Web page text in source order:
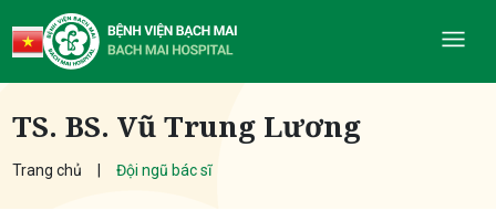
TS. BS. Vũ Trung Lương
Trang chủ Đội ngũ bác sĩ